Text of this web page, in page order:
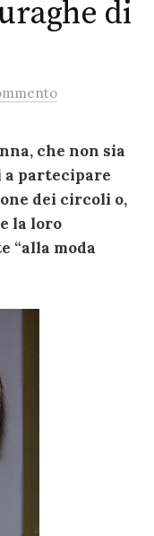
di
che non sia
a partecipare
dei circoli o,
la loro
“alla moda